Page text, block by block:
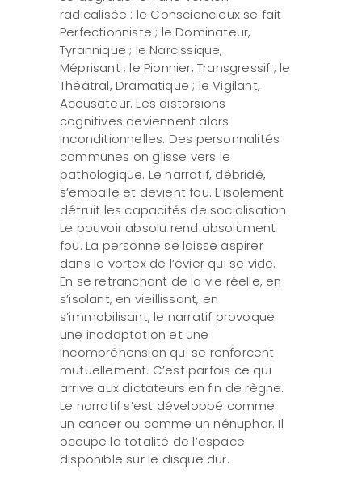
radicalisée : le Consciencieux se fait
Perfectionniste ; le Dominateur,
Tyrannique ; le Narcissique,
Méprisant ; le Pionnier, Transgressif ; le
Théâtral, Dramatique ; le Vigilant,
Accusateur. Les distorsions
cognitives deviennent alors
inconditionnelles. Des personnalités
communes on glisse vers le
pathologique. Le narratif, débridé,
s’emballe et devient fou. L’isolement
détruit les capacités de socialisation.
Le pouvoir absolu rend absolument
fou. La personne se laisse aspirer
dans le vortex de l’évier qui se vide.
En se retranchant de la vie réelle, en
s’isolant, en vieillissant, en
s’immobilisant, le narratif provoque
une inadaptation et une
incompréhension qui se renforcent
mutuellement. C’est parfois ce qui
arrive aux dictateurs en fin de règne.
Le narratif s’est développé comme
un cancer ou comme un nénuphar. Il
occupe la totalité de l’espace
disponible sur le disque dur.